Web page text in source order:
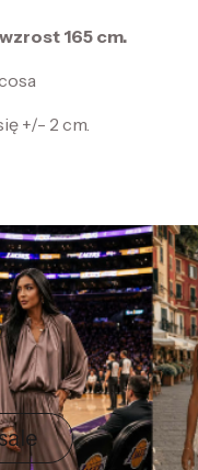
165 cm.
+/- 2 cm.